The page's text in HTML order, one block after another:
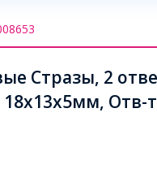
Стразы, 2
Отв-